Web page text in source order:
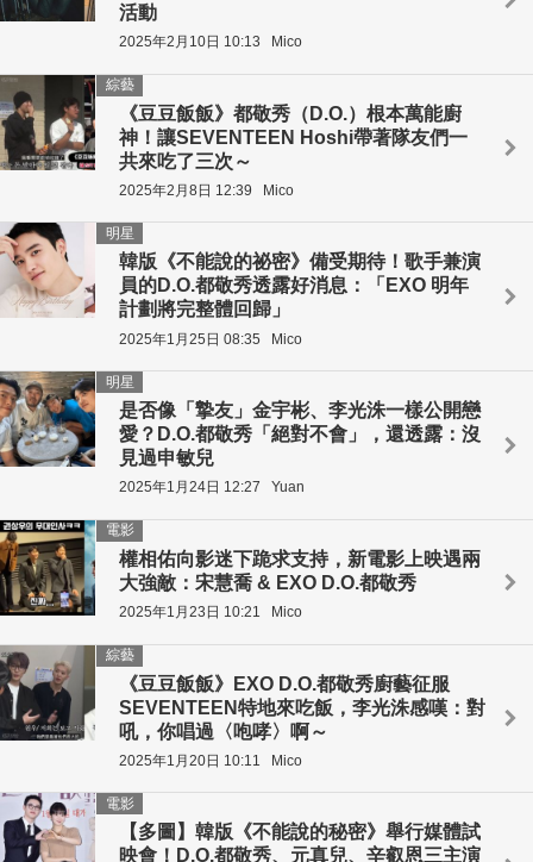
活動
2025年2月10日 10:13 Mico
《豆豆飯飯》都敬秀（D.O.）根本萬能廚
神！讓SEVENTEEN Hoshi帶著隊友們一
共來吃了三次～
綜藝
2025年2月8日 12:39 Mico
韓版《不能說的祕密》備受期待！歌手兼演
員的D.O.都敬秀透露好消息：「EXO 明年
計劃將完整體回歸」
明星
2025年1月25日 08:35 Mico
是否像「摯友」金宇彬、李光洙一樣公開戀
愛？D.O.都敬秀「絕對不會」，還透露：沒
見過申敏兒
明星
2025年1月24日 12:27 Yuan
權相佑向影迷下跪求支持，新電影上映遇兩
大強敵：宋慧喬 & EXO D.O.都敬秀
電影
2025年1月23日 10:21 Mico
《豆豆飯飯》EXO D.O.都敬秀廚藝征服
SEVENTEEN特地來吃飯，李光洙感嘆：對
吼，你唱過〈咆哮〉啊～
綜藝
2025年1月20日 10:11 Mico
【多圖】韓版《不能說的秘密》舉行媒體試
映會！D.O.都敬秀、元真兒、辛叡恩三主演
電影